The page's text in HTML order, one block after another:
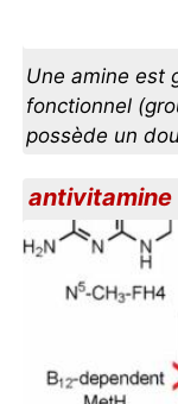
Une amine est
fonctionnel
possède un
antivitamine